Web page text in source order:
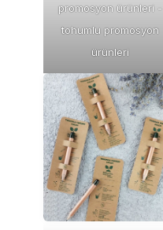
promosyon ürünleri -
tohumlu promosyon
ürünleri